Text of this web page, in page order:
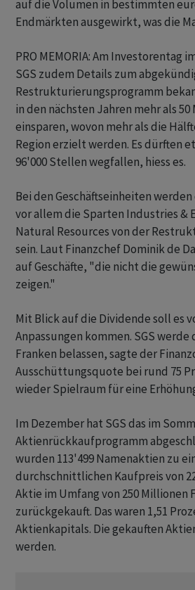
auf die Volumen in bestimmten
Endmärkten ausgewirkt, was die
PRO MEMORIA: Am Investorentag
SGS zudem Details zum
Restrukturierungsprogramm
in den nächsten Jahren mehr als
einsparen, wovon mehr als die
Region erzielt werden. Es dürften
96'000 Stellen wegfallen, hiess es.
Bei den Geschäftseinheiten
vor allem die Sparten Industries &
Natural Resources von der
sein. Laut Finanzchef Dominik de
auf Geschäfte, "die nicht die
zeigen."
Mit Blick auf die Dividende soll es
Anpassungen kommen. SGS
Franken belassen, sagte der
Ausschüttungsquote bei rund 75
wieder Spielraum für eine
Im Dezember hat SGS das im
Aktienrückkaufprogramm
wurden 113'499 Namenaktien zu
durchschnittlichen Kaufpreis von
Aktie im Umfang von 250 Millionen
zurückgekauft. Das waren 1,51
Aktienkapitals. Die gekauften
werden.